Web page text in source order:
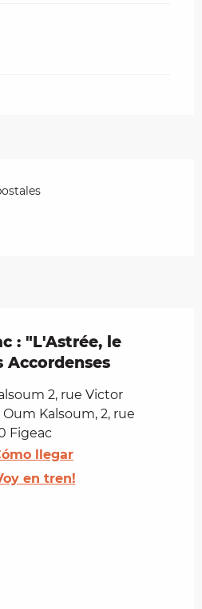
: "L'Astrée, le
Accordenses
2, rue Victor
Kalsoum, 2, rue
Figeac
llegar
en tren!